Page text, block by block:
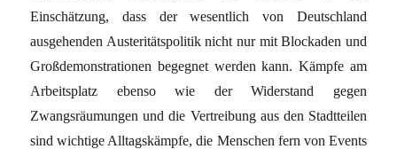
Einschätzung, dass der wesentlich von Deutschland
ausgehenden Austeritätspolitik nicht nur mit Blockaden und
Großdemonstrationen begegnet werden kann. Kämpfe am
Arbeitsplatz ebenso wie der Widerstand gegen
Zwangsräumungen und die Vertreibung aus den Stadtteilen
sind wichtige Alltagskämpfe, die Menschen fern von Events